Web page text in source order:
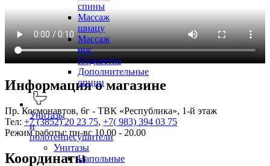
спины
Массаж
шиацу
Массаж
ног
Подсветка
Дополнительные
опции
Унитазы
и
полотенцесушители
Унитазы
Напольные
Информация о магазине
Пр. Космонавтов, 6г - ТВК «Республика», 1-й этаж
Тел: +7 (3852) 20 23 75, +7( 983) 394 03 75
Режим работы: пн-вс 10.00 - 20.00
Координаты